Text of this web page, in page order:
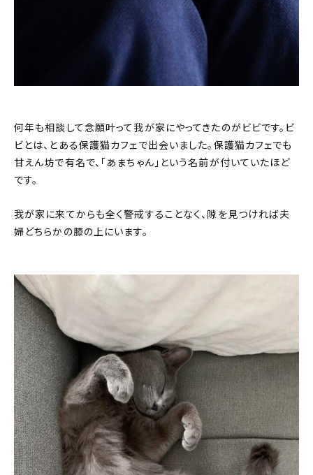
何年も相談して念願叶って我が家にやってきたのがビビです。ビ
ビとは、とある保護猫カフェで出会いました。保護猫カフェでも
甘えん坊で有名で、「あまちゃん」という名前が付いていたほど
です。
我が家に来てからも全く警戒することなく、隙を見つければ夫
婦どちらかの膝の上にいます。